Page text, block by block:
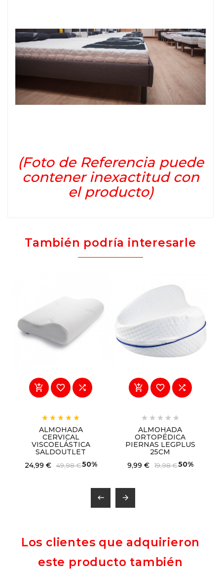
(Foto de Referencia puede
contener inexactitud con
el producto)
También podría interesarle
  
    
ALMOHADA
CERVICAL
VISCOELÁSTICA
SALDOUTLET
24,99 €
49,98 €50%
  
    
ALMOHADA
ORTOPÉDICA
PIERNAS LEGPLUS
25CM
9,99 €
19,98 €50%
 
Los clientes que adquirieron
este producto también